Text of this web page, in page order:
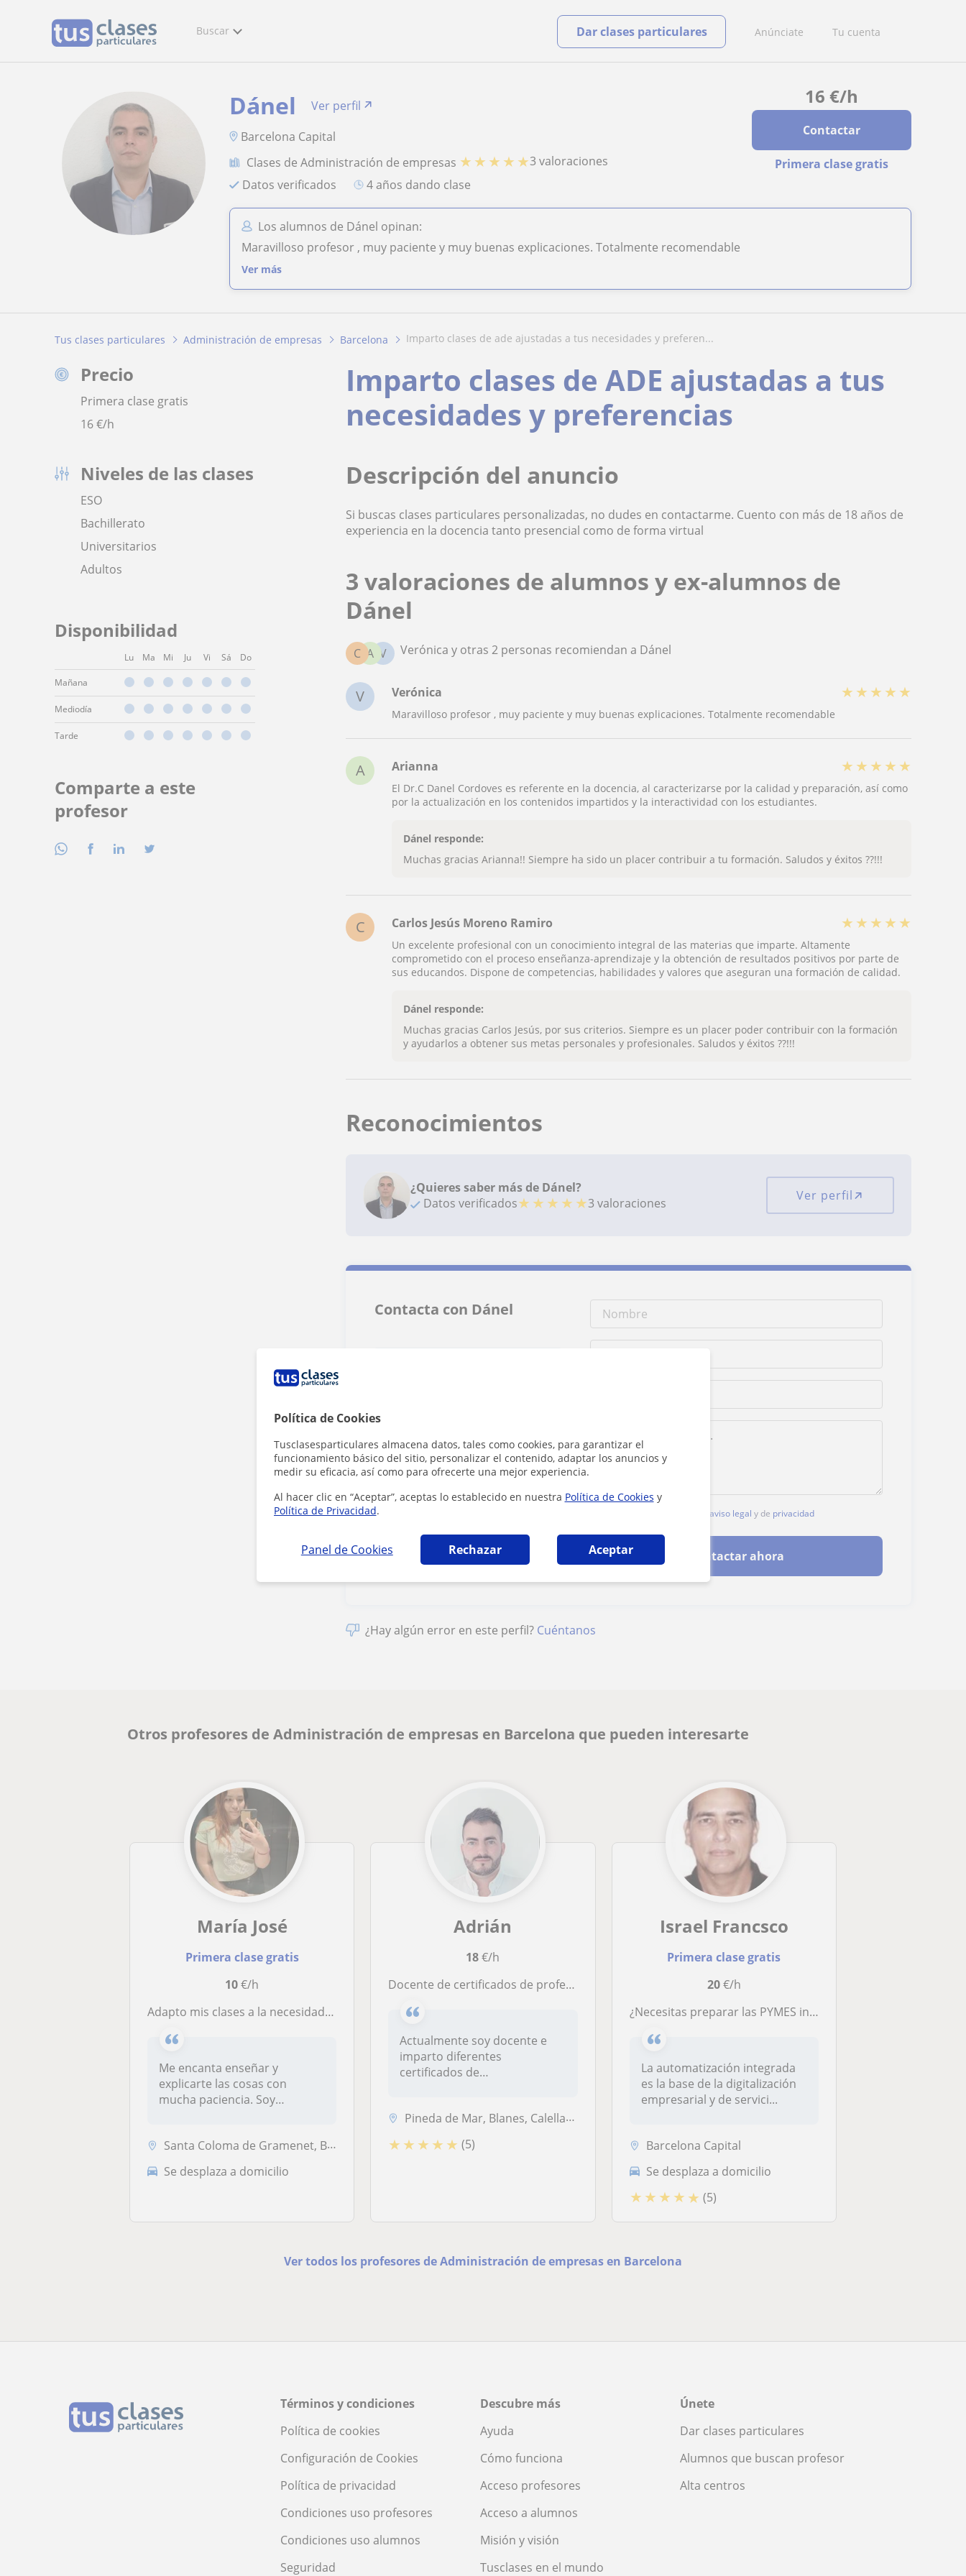
Política de Cookies
Tusclasesparticulares almacena datos, tales como cookies, para garantizar el
funcionamiento básico del sitio, personalizar el contenido, adaptar los anuncios y
medir su eficacia, así como para ofrecerte una mejor experiencia.
Al hacer clic en “Aceptar”, aceptas lo establecido en nuestra Política de Cookies y
Política de Privacidad.
Panel de Cookies Rechazar Aceptar
Buscar Anúnciate Tu cuenta
Dar clases particulares
16 €/h
Contactar
Primera clase gratis
Dánel
Ver perfil
Barcelona Capital
Clases de Administración de empresas ★ ★ ★ ★ ★3 valoraciones
Datos verificados
4 años dando clase
Los alumnos de Dánel opinan:
Maravilloso profesor , muy paciente y muy buenas explicaciones. Totalmente recomendable
Ver más
Tus clases particulares Administración de empresas Barcelona imparto clases de ade ajustadas a tus necesidades y preferen...
Precio
Primera clase gratis
16€/h
Niveles de las clases
ESO
Bachillerato
Universitarios
Adultos
Disponibilidad
Lu Ma Mi Ju Vi Sá Do
Mañana
Mediodía
Tarde
Comparte a este
profesor
Imparto clases de ADE ajustadas a tus
necesidades y preferencias
Descripción del anuncio
Si buscas clases particulares personalizadas, no dudes en contactarme. Cuento con más de 18 años de
experiencia en la docencia tanto presencial como de forma virtual
3 valoraciones de alumnos y ex-alumnos de
Dánel
V
A
C Verónica y otras 2 personas recomiendan a Dánel
V Verónica ★ ★ ★ ★ ★
Maravilloso profesor , muy paciente y muy buenas explicaciones. Totalmente recomendable
A Arianna ★ ★ ★ ★ ★
El Dr.C Danel Cordoves es referente en la docencia, al caracterizarse por la calidad y preparación, así como
por la actualización en los contenidos impartidos y la interactividad con los estudiantes.
Dánel responde:
Muchas gracias Arianna!! Siempre ha sido un placer contribuir a tu formación. Saludos y éxitos ??!!!
C Carlos Jesús Moreno Ramiro ★ ★ ★ ★ ★
Un excelente profesional con un conocimiento integral de las materias que imparte. Altamente
comprometido con el proceso enseñanza-aprendizaje y la obtención de resultados positivos por parte de
sus educandos. Dispone de competencias, habilidades y valores que aseguran una formación de calidad.
Dánel responde:
Muchas gracias Carlos Jesús, por sus criterios. Siempre es un placer poder contribuir con la formación
y ayudarlos a obtener sus metas personales y profesionales. Saludos y éxitos ??!!!
Reconocimientos
¿Quieres saber más de Dánel?
Datos verificados★ ★ ★ ★ ★3 valoraciones Ver perfil
Contacta con Dánel
aviso legal y de privacidad
Contactar ahora
¿Hay algún error en este perfil? Cuéntanos
Otros profesores de Administración de empresas en Barcelona que pueden interesarte
María José
Primera clase gratis
10€/h
Adapto mis clases a la necesidad del alumno
Me encanta enseñar y
explicarte las cosas con
mucha paciencia. Soy
Santa Coloma de Gramenet, Badalona, Sant Adrià de Besòs
Se desplaza a domicilio
Adrián
18€/h
Docente de certificados de profesionalidad de la rama de la administración con experiencia impartiendo y tutorizando
Actualmente soy docente e
imparto diferentes
certificados de
Pineda de Mar, Blanes, Calella, Sant Pol de Mar, Santa Susanna
★ ★ ★ ★ ★ (5)
Israel Francsco
Primera clase gratis
20€/h
¿Necesitas preparar las PYMES industriales y de servicios para la digitalización global?
La automatización integrada
es la base de la digitalización
empresarial y de servici...
Barcelona Capital
Se desplaza a domicilio
★ ★ ★ ★ ★ (5)
Ver todos los profesores de Administración de empresas en Barcelona
Términos y condiciones
Política de cookies
Configuración de Cookies
Política de privacidad
Condiciones uso profesores
Condiciones uso alumnos
Seguridad
Descubre más
Ayuda
Cómo funciona
Acceso profesores
Acceso a alumnos
Misión y visión
Tusclases en el mundo
Únete
Dar clases particulares
Alumnos que buscan profesor
Alta centros